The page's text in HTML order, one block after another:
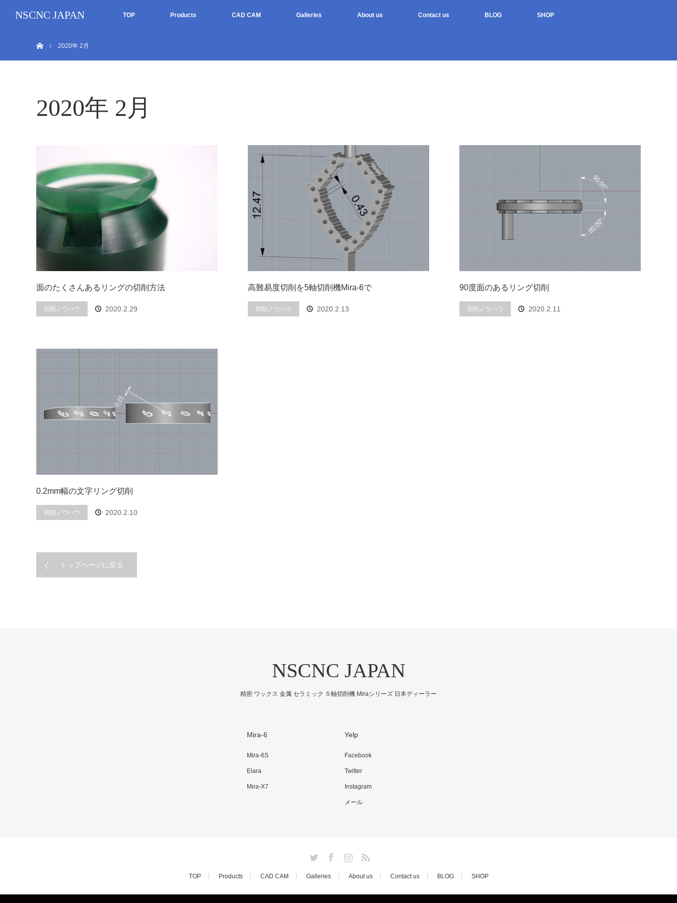
NSCNC JAPAN TOP Products CAD CAM Galleries About us Contact us BLOG SHOP
2020年 2月
2020年 2月
面のたくさんあるリングの切削方法
切削ノウハウ 2020.2.29
高難易度切削を5軸切削機Mira-6で
切削ノウハウ 2020.2.13
90度面のあるリング切削
切削ノウハウ 2020.2.11
0.2mm幅の文字リング切削
切削ノウハウ 2020.2.10
トップページに戻る
NSCNC JAPAN
精密 ワックス 金属 セラミック ５軸切削機 Miraシリーズ 日本ディーラー
Mira-6
Mira-6S
Elara
Mira-X7
Yelp
Facebook
Twitter
Instagram
メール
TOP Products CAD CAM Galleries About us Contact us BLOG SHOP